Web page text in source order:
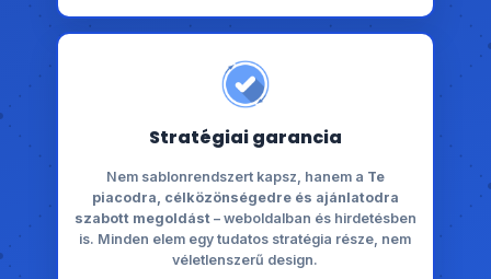
Stratégiai garancia
Nem sablonrendszert kapsz, hanem a Te
piacodra, célközönségedre és ajánlatodra
szabott megoldást – weboldalban és hirdetésben
is. Minden elem egy tudatos stratégia része, nem
véletlenszerű design.